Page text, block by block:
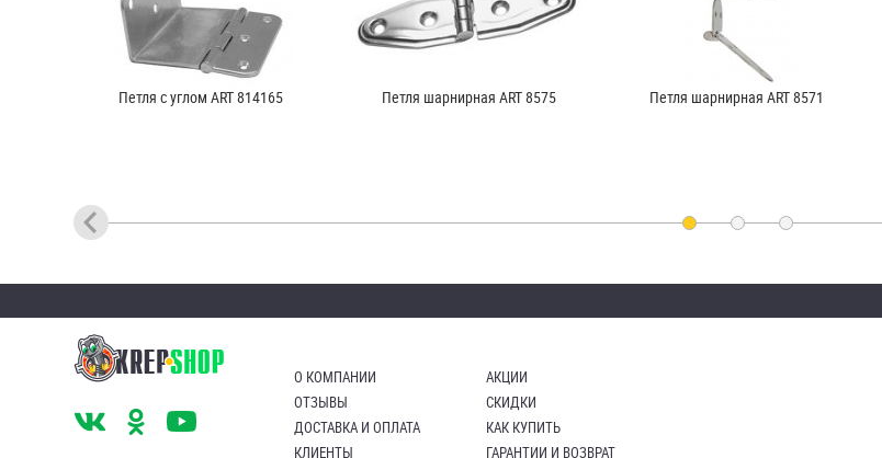
Петля с углом ART 814165 Петля шарнирная ART 8575 Петля шарнирная ART 8571
О КОМПАНИИ
ОТЗЫВЫ
ДОСТАВКА И ОПЛАТА
КЛИЕНТЫ
АКЦИИ
СКИДКИ
КАК КУПИТЬ
ГАРАНТИИ И ВОЗВРАТ